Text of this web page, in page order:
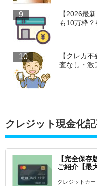
【2026最
も10万枠
【クレカ
査なし・激
クレジット現金化
【完全保
ご紹介【最
クレジットカ